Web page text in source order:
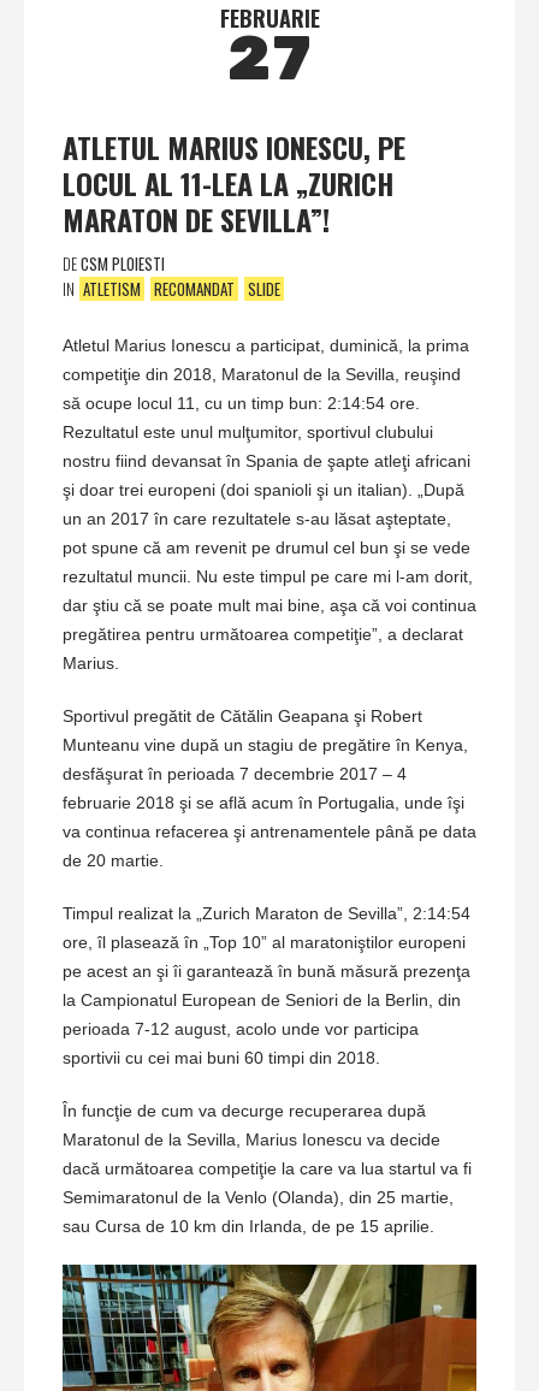
FEBRUARIE
27
ATLETUL MARIUS IONESCU, PE
LOCUL AL 11-LEA LA „ZURICH
MARATON DE SEVILLA”!
DECSM PLOIESTI
IN ATLETISM RECOMANDAT SLIDE
Atletul Marius Ionescu a participat, duminică, la prima
competiţie din 2018, Maratonul de la Sevilla, reuşind
să ocupe locul 11, cu un timp bun: 2:14:54 ore.
Rezultatul este unul mulţumitor, sportivul clubului
nostru fiind devansat în Spania de şapte atleţi africani
şi doar trei europeni (doi spanioli şi un italian). „După
un an 2017 în care rezultatele s-au lăsat aşteptate,
pot spune că am revenit pe drumul cel bun şi se vede
rezultatul muncii. Nu este timpul pe care mi l-am dorit,
dar ştiu că se poate mult mai bine, aşa că voi continua
pregătirea pentru următoarea competiţie”, a declarat
Marius.
Sportivul pregătit de Cătălin Geapana şi Robert
Munteanu vine după un stagiu de pregătire în Kenya,
desfăşurat în perioada 7 decembrie 2017 – 4
februarie 2018 şi se află acum în Portugalia, unde îşi
va continua refacerea şi antrenamentele până pe data
de 20 martie.
Timpul realizat la „Zurich Maraton de Sevilla”, 2:14:54
ore, îl plasează în „Top 10” al maratoniştilor europeni
pe acest an şi îi garantează în bună măsură prezenţa
la Campionatul European de Seniori de la Berlin, din
perioada 7-12 august, acolo unde vor participa
sportivii cu cei mai buni 60 timpi din 2018.
În funcţie de cum va decurge recuperarea după
Maratonul de la Sevilla, Marius Ionescu va decide
dacă următoarea competiţie la care va lua startul va fi
Semimaratonul de la Venlo (Olanda), din 25 martie,
sau Cursa de 10 km din Irlanda, de pe 15 aprilie.